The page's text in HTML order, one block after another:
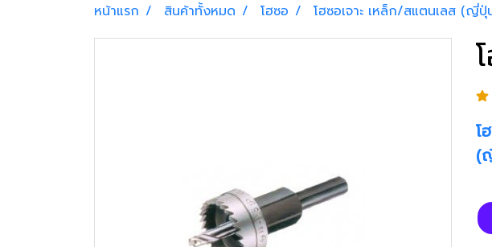
หน้าแรก สินค้าทั้งหมด โฮซอ โฮซอเจาะ เหล็ก/สแตนเลส (ญี่ปุ่
โ
(